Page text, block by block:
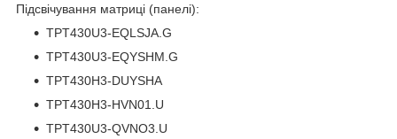
Підсвічування матриці (панелі):
TPT430U3-EQLSJA.G
TPT430U3-EQYSHM.G
TPT430H3-DUYSHA
TPT430H3-HVN01.U
TPT430U3-QVNO3.U